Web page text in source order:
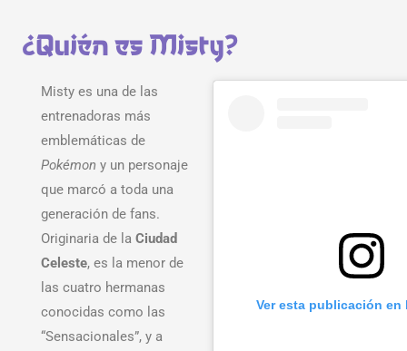
¿Quién es Misty?
Misty es una de las
entrenadoras más
emblemáticas de
Pokémon y un personaje
que marcó a toda una
generación de fans.
Originaria de la Ciudad
Celeste, es la menor de
las cuatro hermanas
conocidas como las
“Sensacionales”, y a
Ver esta publicación en